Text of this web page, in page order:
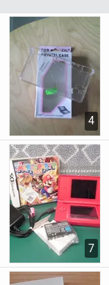
4
7